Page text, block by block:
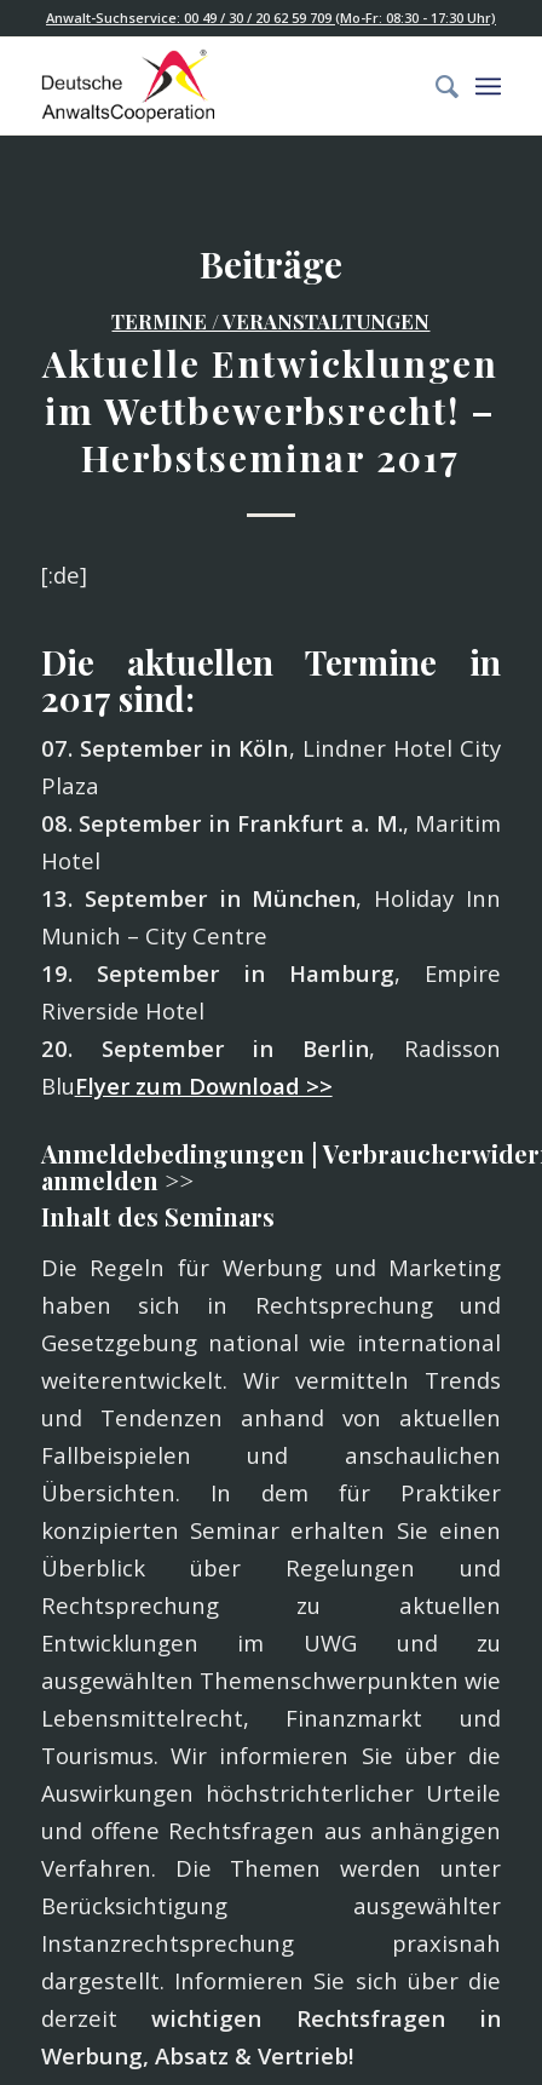
Anwalt-Suchservice: 00 49 / 30 / 20 62 59 709 (Mo-Fr: 08:30 - 17:30 Uhr)
Beiträge
TERMINE / VERANSTALTUNGEN
Aktuelle Entwicklungen
im Wettbewerbsrecht! –
Herbstseminar 2017
[:de]
Die aktuellen Termine in
2017 sind:
07. September in Köln, Lindner Hotel City
Plaza
08. September in Frankfurt a. M., Maritim
Hotel
13. September in München, Holiday Inn
Munich – City Centre
19. September in Hamburg, Empire
Riverside Hotel
20. September in Berlin, Radisson
BluFlyer zum Download >>
Anmeldebedingungen |
anmelden >>
Inhalt des Seminars
Die Regeln für Werbung und Marketing
haben sich in Rechtsprechung und
Gesetzgebung national wie international
weiterentwickelt. Wir vermitteln Trends
und Tendenzen anhand von aktuellen
Fallbeispielen und anschaulichen
Übersichten. In dem für Praktiker
konzipierten Seminar erhalten Sie einen
Überblick über Regelungen und
Rechtsprechung zu aktuellen
Entwicklungen im UWG und zu
ausgewählten Themenschwerpunkten wie
Lebensmittelrecht, Finanzmarkt und
Tourismus. Wir informieren Sie über die
Auswirkungen höchstrichterlicher Urteile
und offene Rechtsfragen aus anhängigen
Verfahren. Die Themen werden unter
Berücksichtigung ausgewählter
Instanzrechtsprechung praxisnah
dargestellt. Informieren Sie sich über die
derzeitwichtigen Rechtsfragen in
Werbung, Absatz & Vertrieb!